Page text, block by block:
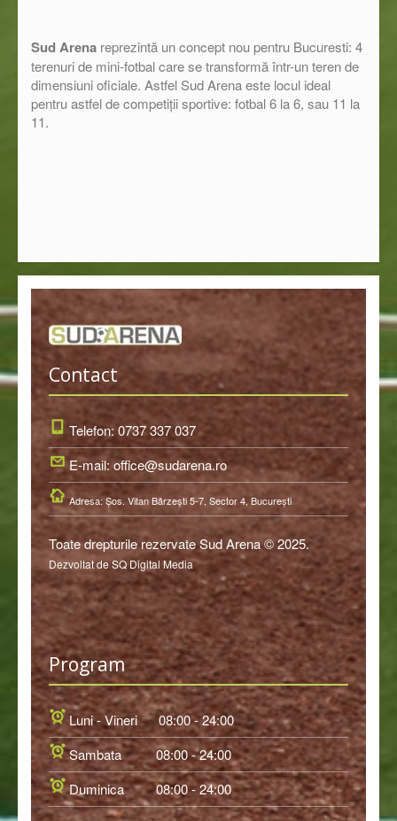
Sud Arena reprezintă un concept nou pentru Bucuresti: 4
terenuri de mini-fotbal care se transformă într-un teren de
dimensiuni oficiale. Astfel Sud Arena este locul ideal
pentru astfel de competiții sportive: fotbal 6 la 6, sau 11 la
11.
Contact
Telefon: 0737 337 037
E-mail: office@sudarena.ro
Adresa: Şos. Vitan Bârzeşti 5-7, Sector 4, Bucureşti
Toate drepturile rezervate Sud Arena © 2025.
Dezvoltat de SQ Digital Media
Program
Luni - Vineri
08:00 - 24:00
Sambata
08:00 - 24:00
Duminica
08:00 - 24:00